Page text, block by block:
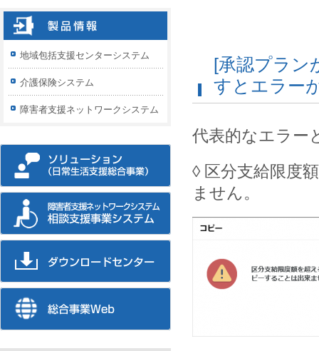
[承認プラン
すとエラー
代表的なエラー
◊ 区分支給限度
ません。
地域包括支援センターシステム
介護保険システム
障害者支援ネットワークシステム